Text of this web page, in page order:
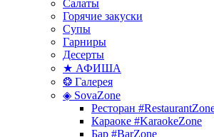
Салаты
Горячие закуски
Супы
Гарниры
Десерты
★ АФИША
❂ Галерея
◈ SovaZone
Ресторан
Караоке #KaraokeZone
Бар #BarZone